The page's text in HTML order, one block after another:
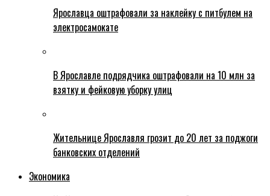
Ярославца оштрафовали за наклейку с питбулем на
электросамокате
В Ярославле подрядчика оштрафовали на 10 млн за
взятку и фейковую уборку улиц
Жительнице Ярославля грозит до 20 лет за поджоги
банковских отделений
Экономика